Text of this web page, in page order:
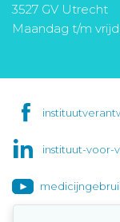
3527 GV Utrecht
Maandag t/m
instituut-